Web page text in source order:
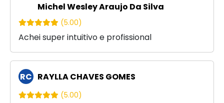
Michel Wesley Araujo Da Silva
(5.00)
Achei super intuitivo e profissional
RC RAYLLA CHAVES GOMES
(5.00)